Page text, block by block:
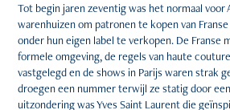
Tot begin jaren zeventig was het normaal voor
warenhuizen om patronen te kopen van
onder hun eigen label te verkopen. De Franse
formele omgeving, de regels van haute
vastgelegd en de shows in Parijs waren strak
droegen een nummer terwijl ze statig door
uitzondering was Yves Saint Laurent die